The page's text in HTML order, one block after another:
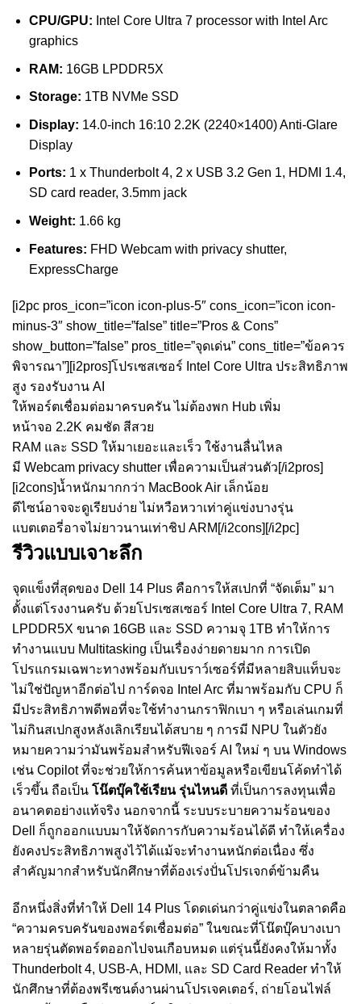
CPU/GPU: Intel Core Ultra 7 processor with Intel Arc
graphics
RAM: 16GB LPDDR5X
Storage: 1TB NVMe SSD
Display: 14.0-inch 16:10 2.2K (2240×1400) Anti-Glare
Display
Ports: 1 x Thunderbolt 4, 2 x USB 3.2 Gen 1, HDMI 1.4,
SD card reader, 3.5mm jack
Weight: 1.66 kg
Features: FHD Webcam with privacy shutter,
ExpressCharge
[i2pc pros_icon=”icon icon-plus-5″ cons_icon=”icon icon-
minus-3″ show_title=”false” title=”Pros & Cons”
show_button=”false” pros_title=”จุดเด่น” cons_title=”ข้อควร
พิจารณา”][i2pros]โปรเซสเซอร์ Intel Core Ultra ประสิทธิภาพ
สูง รองรับงาน AI
ให้พอร์ตเชื่อมต่อมาครบครัน ไม่ต้องพก Hub เพิ่ม
หน้าจอ 2.2K คมชัด สีสวย
RAM และ SSD ให้มาเยอะและเร็ว ใช้งานลื่นไหล
มี Webcam privacy shutter เพื่อความเป็นส่วนตัว[/i2pros]
[i2cons]น้ำหนักมากกว่า MacBook Air เล็กน้อย
ดีไซน์อาจจะดูเรียบง่าย ไม่หวือหวาเท่าคู่แข่งบางรุ่น
แบตเตอรี่อาจไม่ยาวนานเท่าชิป ARM[/i2cons][/i2pc]
รีวิวแบบเจาะลึก
จุดแข็งที่สุดของ Dell 14 Plus คือการให้สเปกที่ “จัดเต็ม” มา
ตั้งแต่โรงงานครับ ด้วยโปรเซสเซอร์ Intel Core Ultra 7, RAM
LPDDR5X ขนาด 16GB และ SSD ความจุ 1TB ทำให้การ
ทำงานแบบ Multitasking เป็นเรื่องง่ายดายมาก การเปิด
โปรแกรมเฉพาะทางพร้อมกับเบราว์เซอร์ที่มีหลายสิบแท็บจะ
ไม่ใช่ปัญหาอีกต่อไป การ์ดจอ Intel Arc ที่มาพร้อมกับ CPU ก็
มีประสิทธิภาพดีพอที่จะใช้ทำงานกราฟิกเบา ๆ หรือเล่นเกมที่
ไม่กินสเปกสูงหลังเลิกเรียนได้สบาย ๆ การมี NPU ในตัวยัง
หมายความว่ามันพร้อมสำหรับฟีเจอร์ AI ใหม่ ๆ บน Windows
เช่น Copilot ที่จะช่วยให้การค้นหาข้อมูลหรือเขียนโค้ดทำได้
เร็วขึ้น ถือเป็น โน๊ตบุ๊คใช้เรียน รุ่นไหนดี ที่เป็นการลงทุนเพื่อ
อนาคตอย่างแท้จริง นอกจากนี้ ระบบระบายความร้อนของ
Dell ก็ถูกออกแบบมาให้จัดการกับความร้อนได้ดี ทำให้เครื่อง
ยังคงประสิทธิภาพสูงไว้ได้แม้จะทำงานหนักต่อเนื่อง ซึ่ง
สำคัญมากสำหรับนักศึกษาที่ต้องเร่งปั่นโปรเจกต์ข้ามคืน
อีกหนึ่งสิ่งที่ทำให้ Dell 14 Plus โดดเด่นกว่าคู่แข่งในตลาดคือ
“ความครบครันของพอร์ตเชื่อมต่อ” ในขณะที่โน๊ตบุ๊คบางเบา
หลายรุ่นตัดพอร์ตออกไปจนเกือบหมด แต่รุ่นนี้ยังคงให้มาทั้ง
Thunderbolt 4, USB-A, HDMI, และ SD Card Reader ทำให้
นักศึกษาที่ต้องพรีเซนต์งานผ่านโปรเจคเตอร์, ถ่ายโอนไฟล์